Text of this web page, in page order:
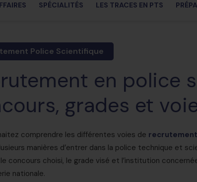
SPÉCIALITÉS LES TRACES EN PTS
Police Scientifique
en police
grades et
comprendre les différentes voies de
manières d’entrer dans la police technique et
le concours choisi, le grade visé et l’institution
nationale.